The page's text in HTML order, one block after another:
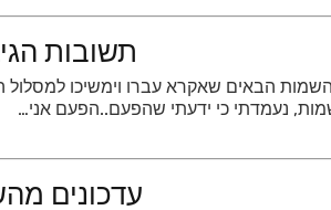
תשובות
הבאים שאקרא עברו וימשיכו למסלול
נעמדתי כי ידעתי שהפעם..הפעם אני…
עדכונים